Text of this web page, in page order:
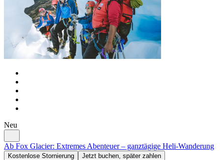
Neu
Ab Fox Glacier: Extremes Abenteuer – ganztägige Heli-Wanderung
Kostenlose Stornierung Jetzt buchen, später zahlen